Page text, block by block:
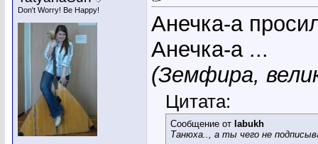
Don't Worry! Be Happy!
Анечка-а
Анечка-а ...
(Земфира,
Цитата:
Сообщение от labukh
Танюха.., а ты чего не